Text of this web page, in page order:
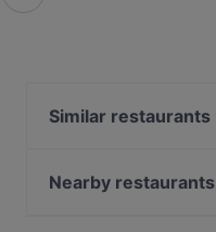
Similar restaurants
Esty's Taste
Nearby restaurants